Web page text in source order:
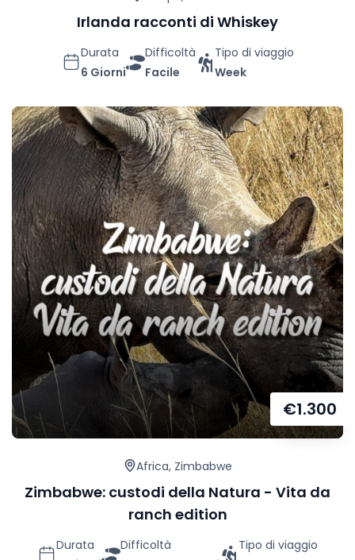
Irlanda racconti di Whiskey
Durata
6 Giorni
Difficoltà
Facile
Tipo di viaggio
Week
€1.300
Africa, Zimbabwe
Zimbabwe: custodi della Natura - Vita da
ranch edition
Durata
Difficoltà
Tipo di viaggio